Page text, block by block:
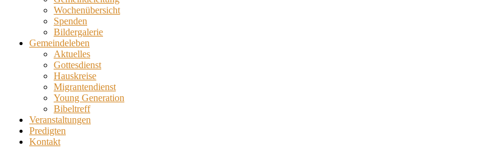
Wochenübersicht
Spenden
Bildergalerie
Gemeindeleben
Aktuelles
Gottesdienst
Hauskreise
Migrantendienst
Young Generation
Bibeltreff
Veranstaltungen
Predigten
Kontakt